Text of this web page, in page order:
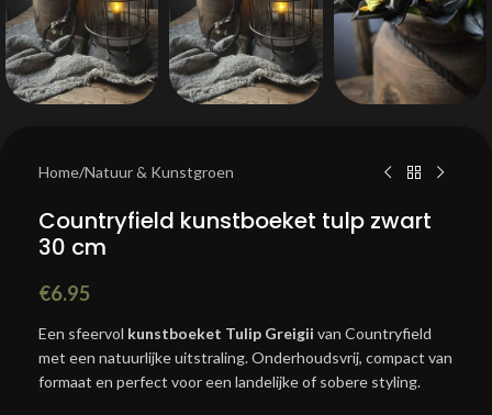
Home/Natuur & Kunstgroen
Countryfield kunstboeket tulp zwart
30 cm
€6.95
Een sfeervol kunstboeket Tulip Greigii van Countryfield
met een natuurlijke uitstraling. Onderhoudsvrij, compact van
formaat en perfect voor een landelijke of sobere styling.